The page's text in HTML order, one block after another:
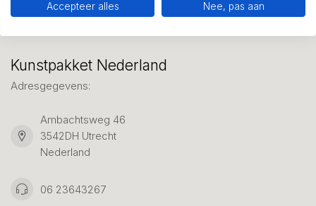
Kunstpakket Nederland
Adresgegevens:
Ambachtsweg 46
3542DH Utrecht
Nederland
06 23643267
Accepteer alles Nee, pas aan